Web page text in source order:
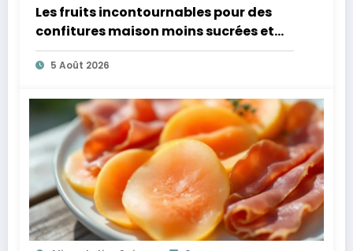
Les fruits incontournables pour des
confitures maison moins sucrées et
plus légères
5 Août 2026